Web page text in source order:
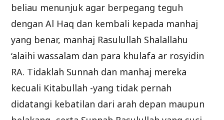
beliau menunjuk agar berpegang teguh
dengan Al Haq dan kembali kepada manhaj
yang benar, manhaj Rasulullah Shalallahu
‘alaihi wassalam dan para khulafa ar rosyidin
RA. Tidaklah Sunnah dan manhaj mereka
kecuali Kitabullah -yang tidak pernah
didatangi kebatilan dari arah depan maupun